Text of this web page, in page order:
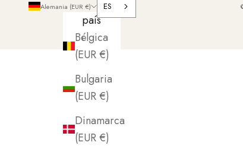
Alemania (EUR €)
país
Bélgica
(EUR €)
Bulgaria
(EUR €)
Dinamarca
(EUR €)
ES